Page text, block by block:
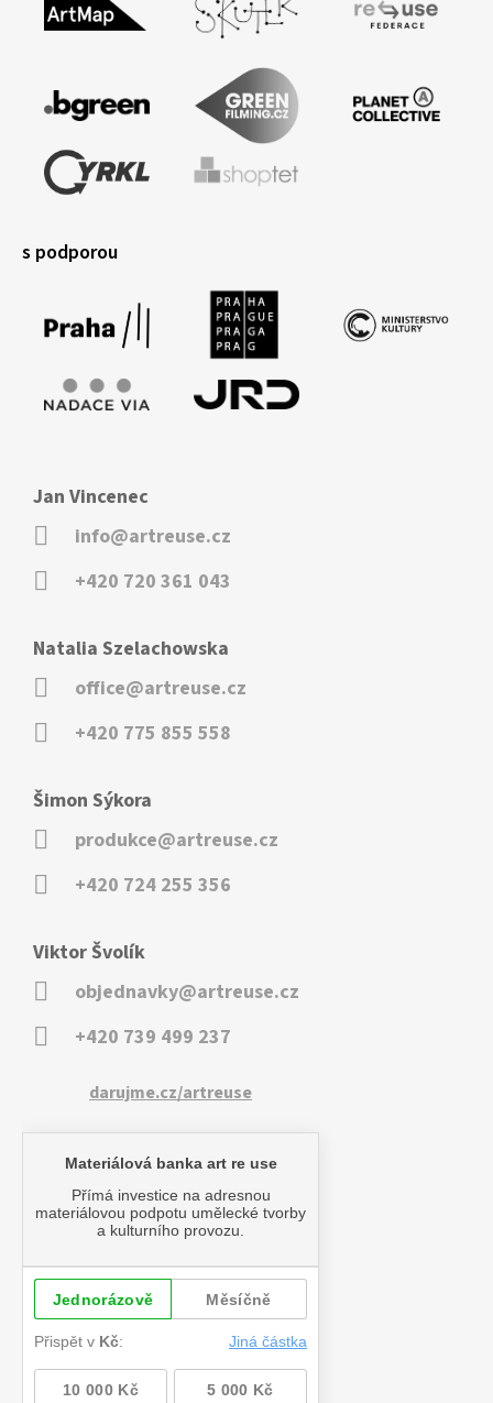
s podporou
Jan Vincenec
info@artreuse.cz
+420 720 361 043
Natalia Szelachowska
office@artreuse.cz
+420 775 855 558
Šimon Sýkora
produkce@artreuse.cz
+420 724 255 356
Viktor Švolík
objednavky@artreuse.cz
+420 739 499 237
darujme.cz/artreuse